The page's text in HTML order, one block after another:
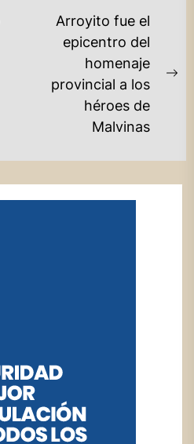
Arroyito fue el
epicentro del
homenaje
provincial a los
héroes de
Malvinas